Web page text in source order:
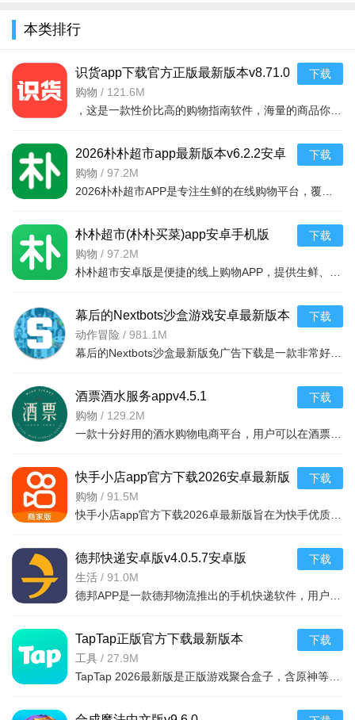
载2025中文
新官方安卓
版
2024最新版
v2.18.5最新
安卓版
最新安卓版
版
本类排行
识货app下载官方正版最新版本v8.71.0
安卓版
购物 / 121.6M
下载
2026朴朴超市app最新版本v6.2.2安卓
最新版
购物 / 97.2M
下载
朴朴超市(朴朴买菜)app安卓手机版
v6.2.2安卓版
购物 / 97.2M
下载
幕后的Nextbots沙盒游戏安卓最新版本
v11.2.2 中文版
动作冒险 / 981.1M
下载
酒票酒水服务appv4.5.1
购物 / 129.2M
下载
快手小店app官方下载2026安卓最新版
v7.2.40.481安卓最新版
购物 / 91.5M
下载
德邦快递安卓版v4.0.5.7安卓版
生活 / 91.0M
下载
TapTap正版官方下载最新版本
2026v2.94.0-mkt#100300手机版
工具 / 27.9M
下载